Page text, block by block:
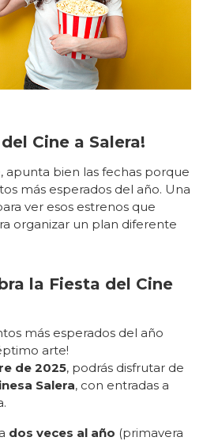
Cine a Salera!
apunta bien las fechas porque
más esperados del año. Una
ver esos estrenos que
organizar un plan diferente
la Fiesta del Cine
más esperados del año
arte!
de 2025, podrás disfrutar de
Salera, con entradas a
dos veces al año (primavera